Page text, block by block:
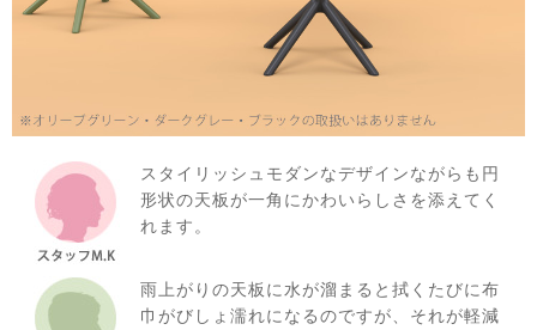
スタイリッシュモダンなデザインながらも円
形状の天板が一角にかわいらしさを添えてく
れます。
雨上がりの天板に水が溜まると拭くたびに布
巾がびしょ濡れになるのですが、それが軽減